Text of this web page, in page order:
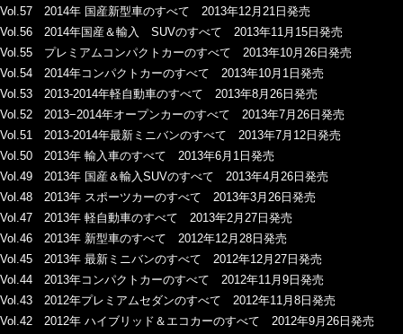
Vol.57 2014年 国産新型車のすべて 2013年12月21日発売
Vol.56 2014年国産＆輸入 SUVのすべて 2013年11月15日発売
Vol.55 プレミアムコンパクトカーのすべて 2013年10月26日発売
Vol.54 2014年コンパクトカーのすべて 2013年10月1日発売
Vol.53 2013-2014年軽自動車のすべて 2013年8月26日発売
Vol.52 2013−2014年オープンカーのすべて 2013年7月26日発売
Vol.51 2013-2014年最新ミニバンのすべて 2013年7月12日発売
Vol.50 2013年 輸入車のすべて 2013年6月1日発売
Vol.49 2013年 国産＆輸入SUVのすべて 2013年4月26日発売
Vol.48 2013年 スポーツカーのすべて 2013年3月26日発売
Vol.47 2013年 軽自動車のすべて 2013年2月27日発売
Vol.46 2013年 新型車のすべて 2012年12月28日発売
Vol.45 2013年 最新ミニバンのすべて 2012年12月27日発売
Vol.44 2013年コンパクトカーのすべて 2012年11月9日発売
Vol.43 2012年プレミアムセダンのすべて 2012年11月8日発売
Vol.42 2012年 ハイブリッド＆エコカーのすべて 2012年9月26日発売